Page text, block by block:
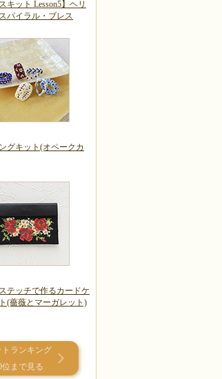
キット Lesson5】ヘリ
パイラル・ブレス
グキット(オペークカ
テッチで作るカードケ
(薔薇とマーガレット)
トランキング
位まで見る